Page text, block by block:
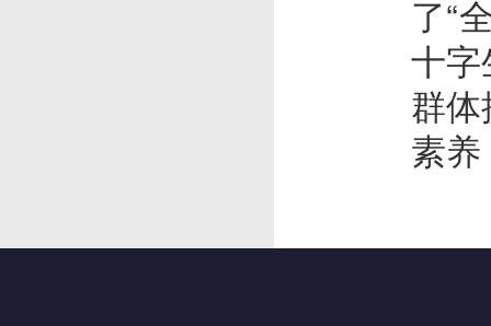
了“
十
群
素